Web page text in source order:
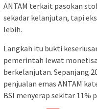
ANTAM terkait pasokan
sekadar kelanjutan, tapi
lebih.
Langkah itu bukti
pemerintah lewat
berkelanjutan. Sepanjang
penjualan emas ANTAM
BSI menyerap sekitar 11%